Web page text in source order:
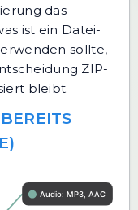
das
ist ein Datei-
sollte,
ZIP-
bleibt.